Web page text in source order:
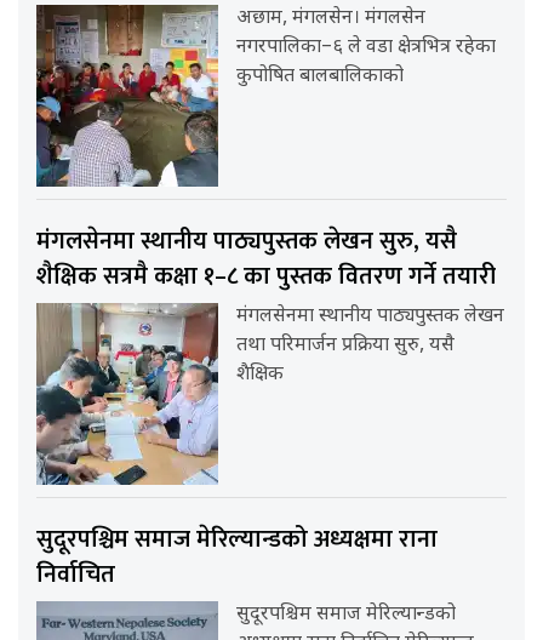
अछाम, मंगलसेन। मंगलसेन
नगरपालिका–६ ले वडा क्षेत्रभित्र रहेका
कुपोषित बालबालिकाको
मंगलसेनमा स्थानीय पाठ्यपुस्तक लेखन सुरु, यसै
शैक्षिक सत्रमै कक्षा १–८ का पुस्तक वितरण गर्ने तयारी
मंगलसेनमा स्थानीय पाठ्यपुस्तक लेखन
तथा परिमार्जन प्रक्रिया सुरु, यसै
शैक्षिक
सुदूरपश्चिम समाज मेरिल्यान्डको अध्यक्षमा राना
निर्वाचित
सुदूरपश्चिम समाज मेरिल्यान्डको